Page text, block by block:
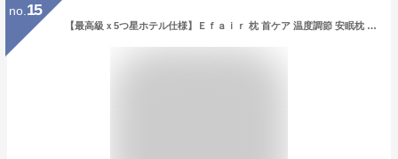
no. 15
【最高級ｘ5つ星ホテル仕様】Ｅｆａｉｒ 枕 首ケア 温度調節 安眠枕 寝心地アップ 枕カバー付き まくら 首·肩ラクラク 横向き寝 うつ伏せ 仰向き プレゼント (ブルーグレー, 63*42*8CM)